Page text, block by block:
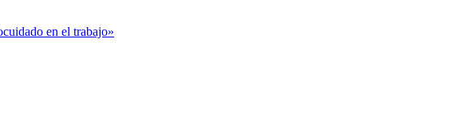
en el trabajo»